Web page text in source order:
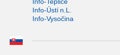
Info-Ústí n.L.
Info-Vysočina